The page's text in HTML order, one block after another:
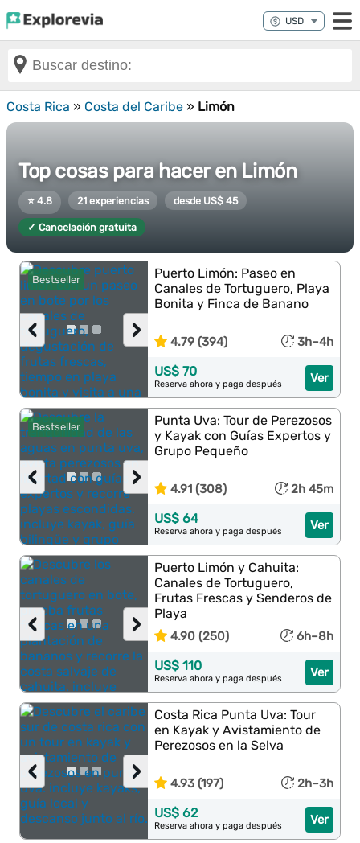
Costa Rica » Costa del Caribe » Limón
Top cosas para hacer en Limón
⭐ 4.8 21 experiencias desde US$ 45
✓ Cancelación gratuita
Bestseller
›
‹
Puerto Limón: Paseo en
Canales de Tortuguero, Playa
Bonita y Finca de Banano
4.79 (394) 3h–4h
Ver
US$ 70
Reserva ahora y paga después
Bestseller
›
‹
Punta Uva: Tour de Perezosos
y Kayak con Guías Expertos y
Grupo Pequeño
4.91 (308) 2h 45m
Ver
US$ 64
Reserva ahora y paga después
›
‹
Puerto Limón y Cahuita:
Canales de Tortuguero,
Frutas Frescas y Senderos de
Playa
4.90 (250) 6h–8h
Ver
US$ 110
Reserva ahora y paga después
›
‹
Costa Rica Punta Uva: Tour
en Kayak y Avistamiento de
Perezosos en la Selva
4.93 (197) 2h–3h
Ver
US$ 62
Reserva ahora y paga después